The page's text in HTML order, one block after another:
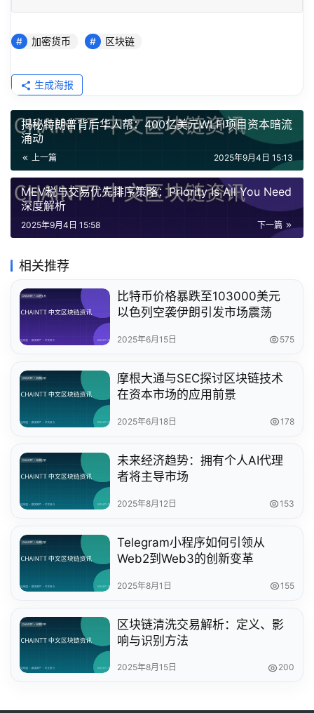
加密货币 区块链
生成海报
揭秘特朗普背后华人帮：400亿美元WLFI项目资本暗流
涌动
上一篇 2025年9月4日 15:13
MEV税与交易优先排序策略：Priority Is All You Need
深度解析
下一篇
2025年9月4日 15:58
相关推荐
比特币价格暴跌至103000美元
以色列空袭伊朗引发市场震荡
2025年6月15日 575
摩根大通与SEC探讨区块链技术
在资本市场的应用前景
2025年6月18日 178
未来经济趋势：拥有个人AI代理
者将主导市场
2025年8月12日 153
Telegram小程序如何引领从
Web2到Web3的创新变革
2025年8月1日 155
区块链清洗交易解析：定义、影
响与识别方法
2025年8月15日 200